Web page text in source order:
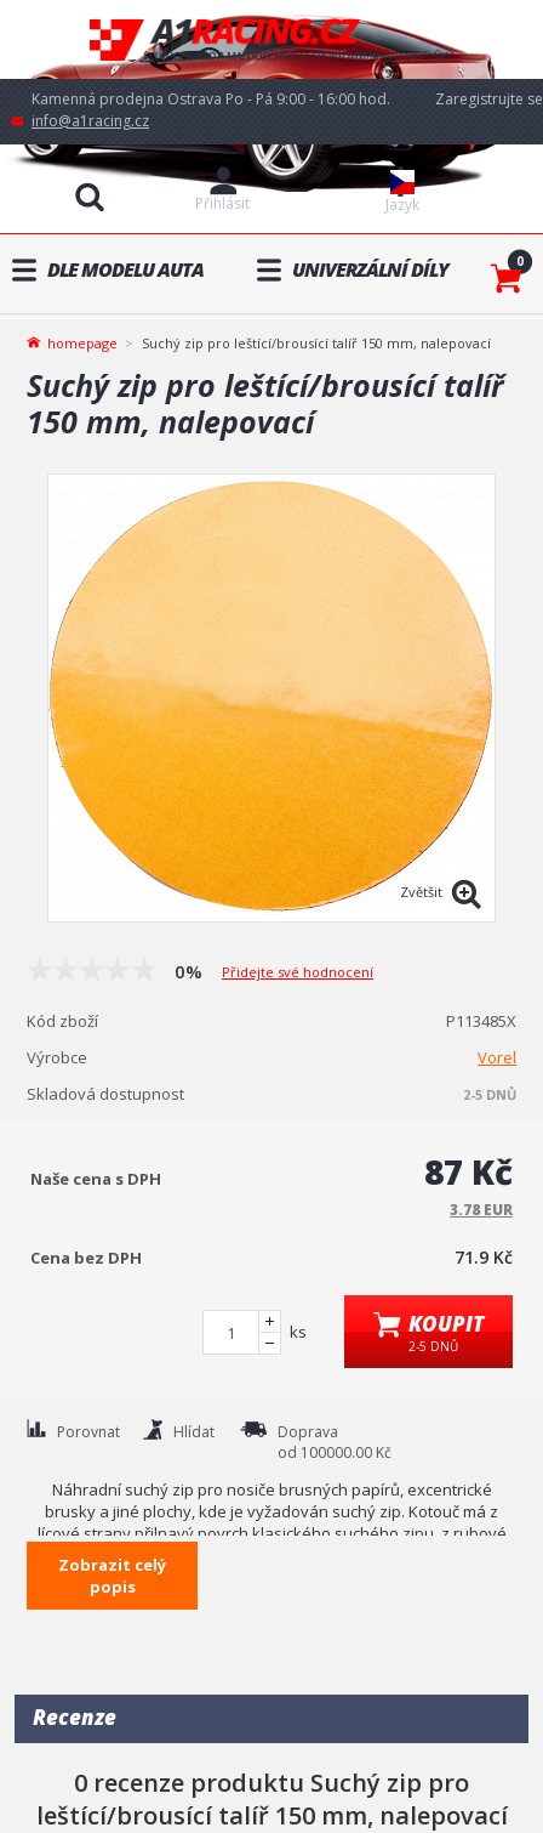
Kamenná prodejna Ostrava Po - Pá 9:00 - 16:00 hod.
info@a1racing.cz
Jazyk
Přihlásit
Zaregistrujte se
DLE MODELU AUTA UNIVERZÁLNÍ DÍLY 0
homepage Suchý zip pro leštící/brousící talíř 150 mm, nalepovací
Suchý zip pro leštící/brousící talíř
150 mm, nalepovací
Zvětšit
0% Přidejte své hodnocení
Kód zboží
P113485X
Výrobce
Vorel
Skladová dostupnost
2-5 DNŮ
Naše cena s DPH 87 Kč
3.78 EUR
Cena bez DPH 71.9 Kč
ks KOUPIT
2-5 DNŮ
Porovnat Hlídat
Doprava
od 100000.00 Kč
Náhradní suchý zip pro nosiče brusných papírů, excentrické
brusky a jiné plochy, kde je vyžadován suchý zip. Kotouč má z
lícové strany přilnavý povrch klasického suchého zipu, z rubové
strany je opatřen vysoce samolepící vrstvou, která přilne na plast,
• Rubová strana - vysocepřilnavá samolepící vrstva
Zobrazit celý
popis
Recenze
0 recenze produktu Suchý zip pro
leštící/brousící talíř 150 mm, nalepovací